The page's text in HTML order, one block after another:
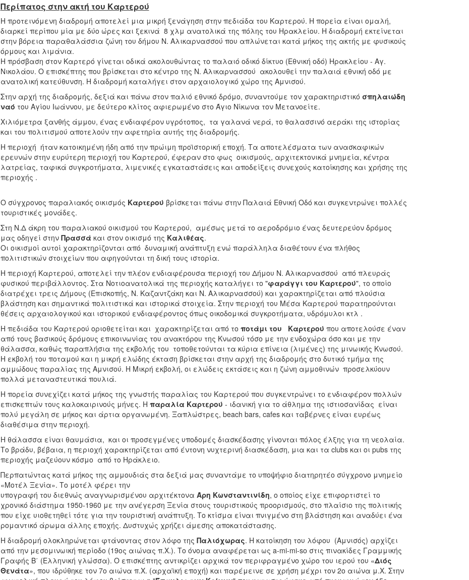
Περίπατος στην ακτή του Καρτερού
Η προτεινόμενη διαδρομή αποτελεί μια μικρή ξενάγηση στην πεδιάδα του Καρτερού. Η πορεία είναι ομαλή,
διαρκεί περίπου μία με δύο ώρες και ξεκινά 8 χλμ ανατολικά της πόλης του Ηρακλείου. Η διαδρομή εκτείνεται
στην βόρεια παραθαλάσσια ζώνη του δήμου Ν. Αλικαρνασσού που απλώνεται κατά μήκος της ακτής με φυσικούς
όρμους και λιμάνια.
Η πρόσβαση στον Καρτερό γίνεται οδικά ακολουθώντας το παλαιό οδικό δίκτυο (Εθνική οδό) Ηρακλείου - Αγ.
Νικολάου. Ο επισκέπτης που βρίσκεται στο κέντρο της Ν. Αλικαρνασσού ακολουθεί την παλαιά εθνική οδό με
ανατολική κατεύθυνση. Η διαδρομή καταλήγει στον αρχαιολογικό χώρο της Αμνισού.
Στην αρχή της διαδρομής, δεξιά και πάνω στον παλιό εθνικό δρόμο, συναντούμε τον χαρακτηριστικό σπηλαιώδη
ναό του Αγίου Ιωάννου, με δεύτερο κλίτος αφιερωμένο στο Άγιο Νίκωνα τον Μετανοείτε.
Χιλιόμετρα ξανθής άμμου, ένας ενδιαφέρον υγρότοπος, τα γαλανά νερά, το θαλασσινό αεράκι της ιστορίας
και του πολιτισμού αποτελούν την αφετηρία αυτής της διαδρομής.
Η περιοχή ήταν κατοικημένη ήδη από την πρώιμη προϊστορική εποχή. Τα αποτελέσματα των ανασκαφικών
ερευνών στην ευρύτερη περιοχή του Καρτερού, έφεραν στο φως οικισμούς, αρχιτεκτονικά μνημεία, κέντρα
λατρείας, ταφικά συγκροτήματα, λιμενικές εγκαταστάσεις και αποδείξεις συνεχούς κατοίκησης και χρήσης της
περιοχής .
Ο σύγχρονος παραλιακός οικισμός Καρτερού βρίσκεται πάνω στην Παλαιά Εθνική Οδό και συγκεντρώνει πολλές
τουριστικές μονάδες.
Στη Ν.Δ άκρη του παραλιακού οικισμού του Καρτερού, αμέσως μετά το αεροδρόμιο ένας δευτερεύον δρόμος
μας οδηγεί στην Πρασσά και στον οικισμό της Καλιθέας.
Οι οικισμοί αυτοί χαρακτηρίζονται από δυναμική ανάπτυξη ενώ παράλληλα διαθέτουν ένα πλήθος
πολιτιστικών στοιχείων που αφηγούνται τη δική τους ιστορία.
Η περιοχή Καρτερού, αποτελεί την πλέον ενδιαφέρουσα περιοχή του Δήμου Ν. Αλικαρνασσού από πλευράς
φυσικού περιβάλλοντος. Στα Νοτιοανατολικά της περιοχής καταλήγει το "φαράγγι του Καρτερού", το οποίο
διατρέχει τρεις Δήμους (Επισκοπής, Ν. Καζαντζάκη και Ν. Αλικαρνασσού) και χαρακτηρίζεται από πλούσια
βλάστηση και σημαντικά πολιτιστικά και ιστορικά στοιχεία. Στην περιοχή του Μέσα Καρτερού παρατηρούνται
θέσεις αρχαιολογικού και ιστορικού ενδιαφέροντος όπως οικοδομικά συγκροτήματα, υδρόμυλοι κτλ .
Η πεδιάδα του Καρτερού οριοθετείται και χαρακτηρίζεται από το ποτάμι του Καρτερού που αποτελούσε έναν
από τους βασικούς δρόμους επικοινωνίας του ανακτόρου της Κνωσού τόσο με την ενδοχώρα όσο και με την
θάλασσα, καθώς παραπλήσια της εκβολής του τοποθετούνται τα κύρια επίνεια (λιμένες) της μινωικής Κνωσού.
Η εκβολή του ποταμού και η μικρή ελώδης έκταση βρίσκεται στην αρχή της διαδρομής στο δυτικό τμήμα της
αμμώδους παραλίας της Αμνισού. Η Μικρή εκβολή, οι ελώδεις εκτάσεις και η ζώνη αμμοθινών προσελκύουν
πολλά μεταναστευτικά πουλιά.
Η πορεία συνεχίζει κατά μήκος της γνωστής παραλίας του Καρτερού που συγκεντρώνει το ενδιαφέρον πολλών
επισκεπτών τους καλοκαιρινούς μήνες. Η παραλία Καρτερού - ιδανική για το άθλημα της ιστιοσανίδας είναι
πολύ μεγάλη σε μήκος και άρτια οργανωμένη. Ξαπλώστρες, beach bars, cafes και ταβέρνες είναι ευρέως
διαθέσιμα στην περιοχή.
Η θάλασσα είναι θαυμάσια, και οι προσεγμένες υποδομές διασκέδασης γίνονται πόλος έλξης για τη νεολαία.
Το βράδυ, βέβαια, η περιοχή χαρακτηρίζεται από έντονη νυχτερινή διασκέδαση, μια και τα clubs και οι pubs της
περιοχής μαζεύουν κόσμο από το Ηράκλειο.
Περπατώντας κατά μήκος της αμμουδιάς στα δεξιά μας συναντάμε το υποψήφιο διατηρητέο σύγχρονο μνημείο
«Μοτέλ Ξενία». Το μοτέλ φέρει την
υπογραφή του διεθνώς αναγνωρισμένου αρχιτέκτονα Άρη Κωνσταντινίδη, ο οποίος είχε επιφορτιστεί το
χρονικό διάστημα 1950-1960 με την ανέγερση Ξενία στους τουριστικούς προορισμούς, στο πλαίσιο της πολιτικής
που είχε υιοθετηθεί τότε για την τουριστική ανάπτυξη. Το κτίσμα είναι πνιγμένο στη βλάστηση και αναδύει ένα
ρομαντικό άρωμα άλλης εποχής. Δυστυχώς χρήζει άμεσης αποκατάστασης.
Η διαδρομή ολοκληρώνεται φτάνοντας στον λόφο της Παλιόχωρας. Η κατοίκηση του λόφου (Aμνισός) αρχίζει
από την μεσομινωική περίοδο (19ος αιώνας π.X.). Tο όνομα αναφέρεται ως a-mi-mi-so στις πινακίδες Γραμμικής
Γραφής Β΄ (Eλληνική γλώσσα). Ο επισκέπτης αντικρίζει αρχικά τον περιφραγμένο χώρο του ιερού του «Διός
Θενάτα», που ιδρύθηκε τον 7ο αιώνα π.X. (αρχαϊκή εποχή) και παρέμεινε σε χρήση μέχρι τον 2ο αιώνα μ.X. Στην